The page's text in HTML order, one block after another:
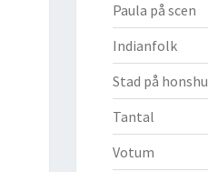
Paula på scen
Indianfolk
Stad på honshu
Tantal
Votum